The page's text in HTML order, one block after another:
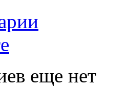
еще нет